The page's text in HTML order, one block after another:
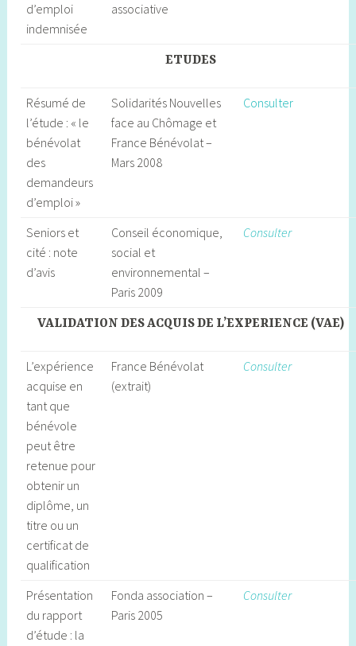
d’emploi
indemnisée
associative
ETUDES
Résumé de
l’étude : « le
bénévolat
des
demandeurs
d’emploi »
Solidarités Nouvelles
face au Chômage et
France Bénévolat –
Mars 2008
Consulter
Seniors et
cité : note
d’avis
Conseil économique,
social et
environnemental –
Paris 2009
Consulter
VALIDATION DES ACQUIS DE L’EXPERIENCE (VAE)
L’expérience
acquise en
tant que
bénévole
peut être
retenue pour
obtenir un
diplôme, un
titre ou un
certificat de
qualification
France Bénévolat
(extrait)
Consulter
Présentation
du rapport
d’étude : la
Fonda association –
Paris 2005
Consulter